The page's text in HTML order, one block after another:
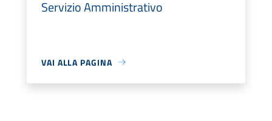
Servizio Amministrativo
VAI ALLA PAGINA